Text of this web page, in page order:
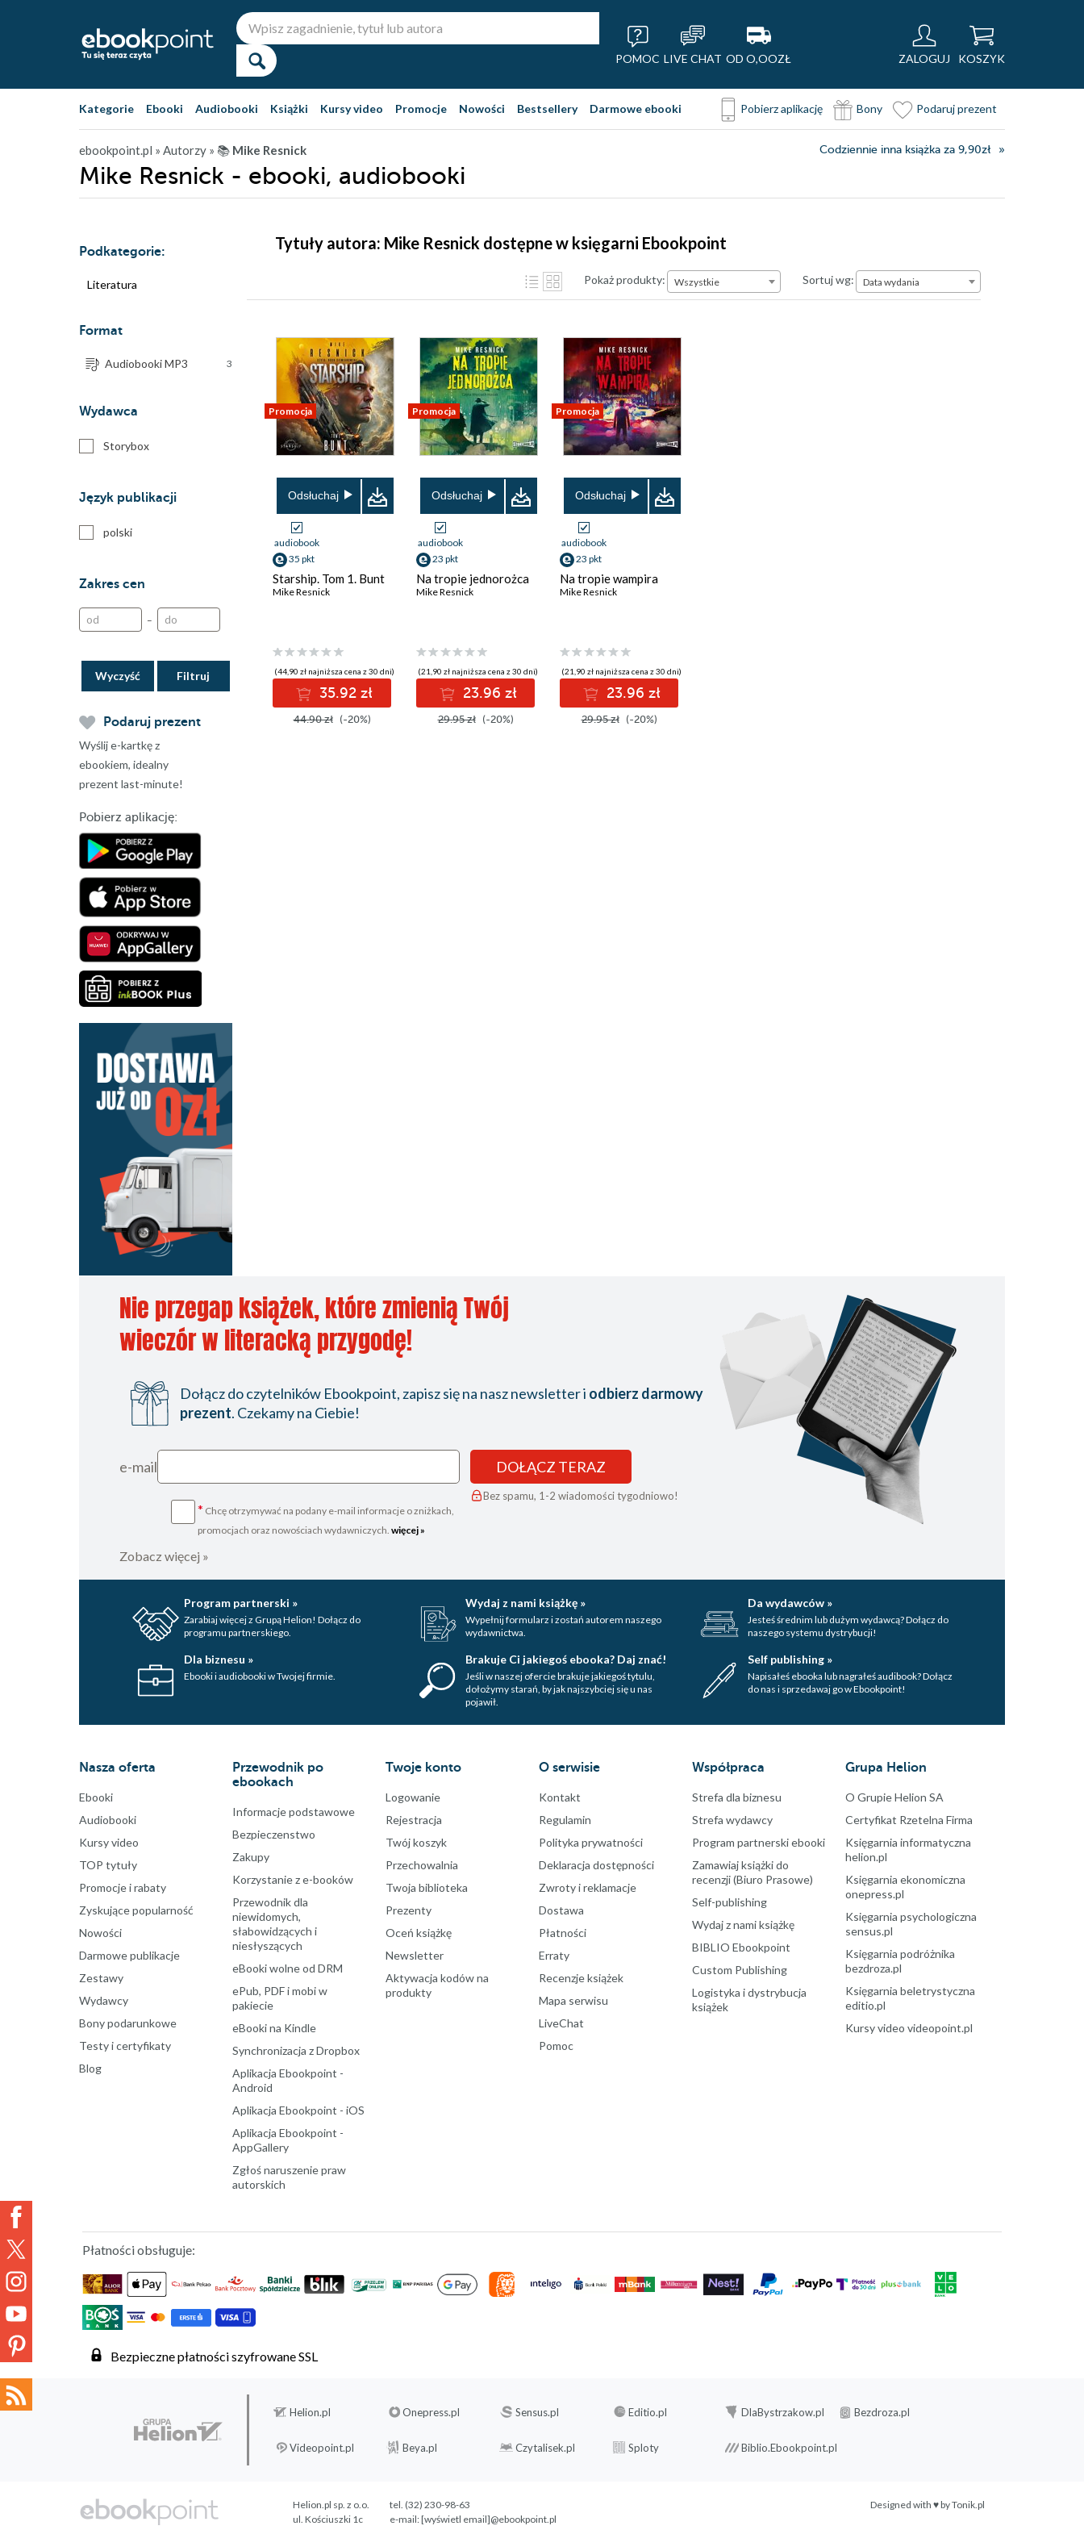
POMOC LIVE CHAT OD O,OOZŁ ZALOGUJ KOSZYK
Kategorie Ebooki Audiobooki Książki Kursy video Promocje Nowości Bestsellery Darmowe ebooki Pobierz aplikację Bony Podaruj prezent
ebookpoint.pl » Autorzy » 📚 Mike Resnick Codziennie inna książka za 9,90zł
Mike Resnick - ebooki, audiobooki
Podkategorie:
Literatura
Format
Audiobooki MP3 3
Wydawca
Storybox
Język publikacji
polski
Zakres cen
–
Wyczyść
Podaruj prezent
Wyślij e-kartkę z
ebookiem, idealny
prezent last-minute!
Pobierz aplikację:
Tytuły autora: Mike Resnick dostępne w księgarni Ebookpoint
Pokaż produkty: Wszystkie Sortuj wg:Data wydania
Data wydania
Promocja
Odsłuchaj
audiobook
35 pkt
Starship. Tom 1. Bunt
Mike Resnick
(44,90 zł najniższa cena z 30 dni)
35.92 zł
44.90 zł (-20%)
Promocja
Odsłuchaj
audiobook
23 pkt
Na tropie jednorożca
Mike Resnick
(21,90 zł najniższa cena z 30 dni)
23.96 zł
29.95 zł (-20%)
Promocja
Odsłuchaj
audiobook
23 pkt
Na tropie wampira
Mike Resnick
(21,90 zł najniższa cena z 30 dni)
23.96 zł
29.95 zł (-20%)
Nie przegap książek, które zmienią Twój
wieczór w literacką przygodę!
Dołącz do czytelników Ebookpoint, zapisz się na nasz newsletter i odbierz darmowy
prezent. Czekamy na Ciebie!
e-mail
* Chcę otrzymywać na podany e-mail informacje o zniżkach,
promocjach oraz nowościach wydawniczych. więcej »
DOŁĄCZ TERAZ
Bez spamu, 1-2 wiadomości tygodniowo!
Zobacz więcej »
Program partnerski »
Zarabiaj więcej z Grupą Helion! Dołącz do
programu partnerskiego.
Wydaj z nami książkę »
Wypełnij formularz i zostań autorem naszego
wydawnictwa.
Da wydawców »
Jesteś średnim lub dużym wydawcą? Dołącz do
naszego systemu dystrybucji!
Dla biznesu »
Ebooki i audiobooki w Twojej firmie.
Brakuje Ci jakiegoś ebooka? Daj znać!
Jeśli w naszej ofercie brakuje jakiegoś tytulu,
dołożymy starań, by jak najszybciej się u nas
pojawił.
Self publishing »
Napisałeś ebooka lub nagrałeś audibook? Dołącz
do nas i sprzedawaj go w Ebookpoint!
Nasza oferta
Ebooki
Audiobooki
Kursy video
TOP tytuły
Promocje i rabaty
Zyskujące popularność
Nowości
Darmowe publikacje
Zestawy
Wydawcy
Bony podarunkowe
Testy i certyfikaty
Blog
Przewodnik po
ebookach
Informacje podstawowe
Bezpieczenstwo
Zakupy
Korzystanie z e-booków
Przewodnik dla
niewidomych,
słabowidzących i
niesłyszących
eBooki wolne od DRM
ePub, PDF i mobi w
pakiecie
eBooki na Kindle
Synchronizacja z Dropbox
Aplikacja Ebookpoint -
Android
Aplikacja Ebookpoint - iOS
Aplikacja Ebookpoint -
AppGallery
Zgłoś naruszenie praw
autorskich
Twoje konto
Logowanie
Rejestracja
Twój koszyk
Przechowalnia
Twoja biblioteka
Prezenty
Oceń książkę
Newsletter
Aktywacja kodów na
produkty
O serwisie
Kontakt
Regulamin
Polityka prywatności
Deklaracja dostępności
Zwroty i reklamacje
Dostawa
Płatności
Erraty
Recenzje książek
Mapa serwisu
LiveChat
Pomoc
Współpraca
Strefa dla biznesu
Strefa wydawcy
Program partnerski ebooki
Zamawiaj książki do
recenzji (Biuro Prasowe)
Self-publishing
Wydaj z nami książkę
BIBLIO Ebookpoint
Custom Publishing
Logistyka i dystrybucja
książek
Grupa Helion
O Grupie Helion SA
Certyfikat Rzetelna Firma
Księgarnia informatyczna
helion.pl
Księgarnia ekonomiczna
onepress.pl
Księgarnia psychologiczna
sensus.pl
Księgarnia podróżnika
bezdroza.pl
Księgarnia beletrystyczna
editio.pl
Kursy video videopoint.pl
Płatności obsługuje:
Bezpieczne płatności szyfrowane SSL
Helion.pl Onepress.pl Sensus.pl Editio.pl DlaBystrzakow.pl Bezdroza.pl
Videopoint.pl Beya.pl Czytalisek.pl Sploty Biblio.Ebookpoint.pl
Designed with ♥ byTonik.pl
Helion.pl sp. z o.o.
ul. Kościuszki 1c
tel. (32) 230-98-63
e-mail:[wyświetl email]@ebookpoint.pl